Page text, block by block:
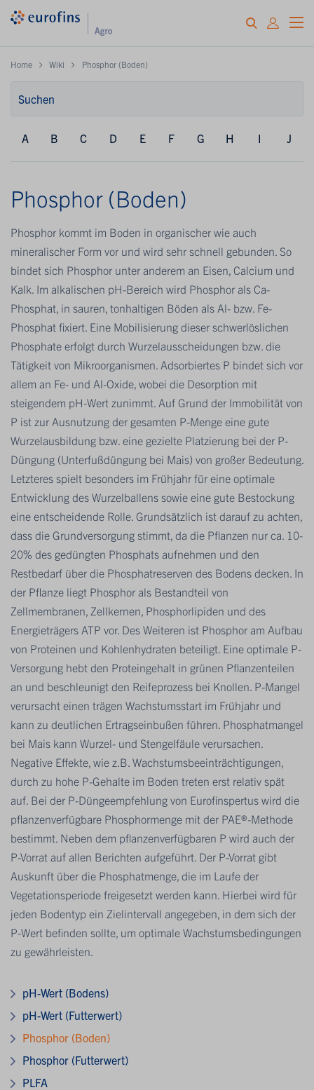
Home Wiki Phosphor (Boden)
A B C D E F G H I J
Phosphor (Boden)
Phosphor kommt im Boden in organischer wie auch
mineralischer Form vor und wird sehr schnell gebunden. So
bindet sich Phosphor unter anderem an Eisen, Calcium und
Kalk. Im alkalischen pH-Bereich wird Phosphor als Ca-
Phosphat, in sauren, tonhaltigen Böden als Al- bzw. Fe-
Phosphat fixiert. Eine Mobilisierung dieser schwerlöslichen
Phosphate erfolgt durch Wurzelausscheidungen bzw. die
Tätigkeit von Mikroorganismen. Adsorbiertes P bindet sich vor
allem an Fe- und Al-Oxide, wobei die Desorption mit
steigendem pH-Wert zunimmt. Auf Grund der Immobilität von
P ist zur Ausnutzung der gesamten P-Menge eine gute
Wurzelausbildung bzw. eine gezielte Platzierung bei der P-
Düngung (Unterfußdüngung bei Mais) von großer Bedeutung.
Letzteres spielt besonders im Frühjahr für eine optimale
Entwicklung des Wurzelballens sowie eine gute Bestockung
eine entscheidende Rolle. Grundsätzlich ist darauf zu achten,
dass die Grundversorgung stimmt, da die Pflanzen nur ca. 10-
20% des gedüngten Phosphats aufnehmen und den
Restbedarf über die Phosphatreserven des Bodens decken. In
der Pflanze liegt Phosphor als Bestandteil von
Zellmembranen, Zellkernen, Phosphorlipiden und des
Energieträgers ATP vor. Des Weiteren ist Phosphor am Aufbau
von Proteinen und Kohlenhydraten beteiligt. Eine optimale P-
Versorgung hebt den Proteingehalt in grünen Pflanzenteilen
an und beschleunigt den Reifeprozess bei Knollen. P-Mangel
verursacht einen trägen Wachstumsstart im Frühjahr und
kann zu deutlichen Ertragseinbußen führen. Phosphatmangel
bei Mais kann Wurzel- und Stengelfäule verursachen.
Negative Effekte, wie z.B. Wachstumsbeeinträchtigungen,
durch zu hohe P-Gehalte im Boden treten erst relativ spät
auf. Bei der P-Düngeempfehlung von Eurofinspertus wird die
pflanzenverfügbare Phosphormenge mit der PAE®-Methode
bestimmt. Neben dem pflanzenverfügbaren P wird auch der
P-Vorrat auf allen Berichten aufgeführt. Der P-Vorrat gibt
Auskunft über die Phosphatmenge, die im Laufe der
Vegetationsperiode freigesetzt werden kann. Hierbei wird für
jeden Bodentyp ein Zielintervall angegeben, in dem sich der
P-Wert befinden sollte, um optimale Wachstumsbedingungen
zu gewährleisten.
pH-Wert (Bodens)
pH-Wert (Futterwert)
Phosphor (Boden)
Phosphor (Futterwert)
PLFA